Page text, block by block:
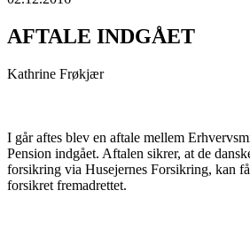
AFTALE INDGÅET
Kathrine Frøkjær
I går aftes blev en aftale mellem
Pension indgået. Aftalen sikrer, at de
forsikring via Husejernes Forsikring, kan
forsikret fremadrettet.